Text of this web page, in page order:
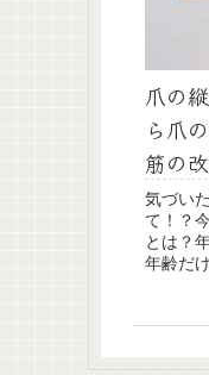
爪の
ら爪
筋の
気づい
て！？
とは？
年齢だ